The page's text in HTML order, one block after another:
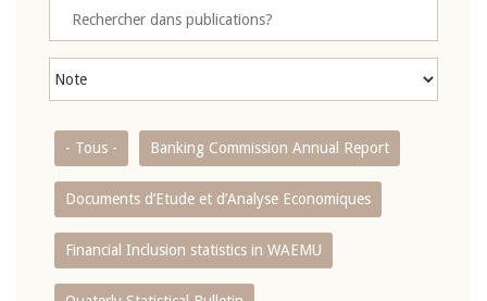
- Tous - Banking Commission Annual Report
Documents d’Etude et d’Analyse Economiques
Financial Inclusion statistics in WAEMU